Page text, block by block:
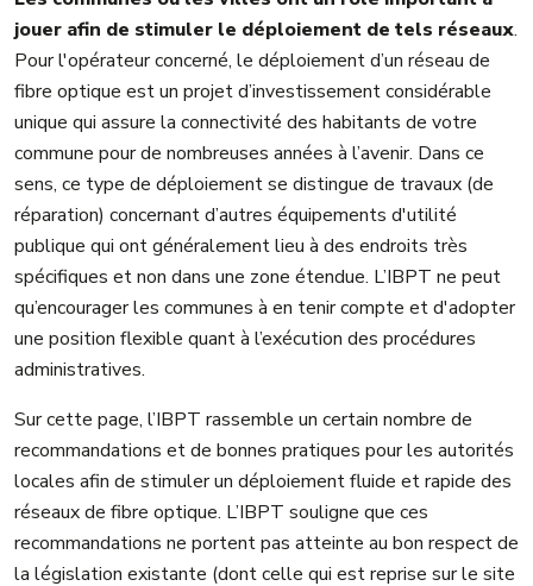
jouer afin de stimuler le déploiement de tels réseaux.
Pour l'opérateur concerné, le déploiement d’un réseau de
fibre optique est un projet d’investissement considérable
unique qui assure la connectivité des habitants de votre
commune pour de nombreuses années à l’avenir. Dans ce
sens, ce type de déploiement se distingue de travaux (de
réparation) concernant d’autres équipements d'utilité
publique qui ont généralement lieu à des endroits très
spécifiques et non dans une zone étendue. L’IBPT ne peut
qu’encourager les communes à en tenir compte et d'adopter
une position flexible quant à l’exécution des procédures
administratives.
Sur cette page, l’IBPT rassemble un certain nombre de
recommandations et de bonnes pratiques pour les autorités
locales afin de stimuler un déploiement fluide et rapide des
réseaux de fibre optique. L’IBPT souligne que ces
recommandations ne portent pas atteinte au bon respect de
la législation existante (dont celle qui est reprise sur le site